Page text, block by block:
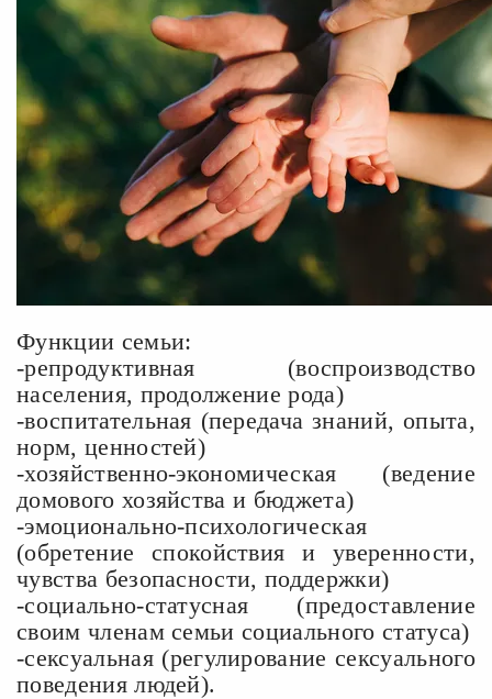
Функции семьи:
-репродуктивная (воспроизводство
населения, продолжение рода)
-воспитательная (передача знаний, опыта,
норм, ценностей)
-хозяйственно-экономическая (ведение
домового хозяйства и бюджета)
-эмоционально-психологическая
(обретение спокойствия и уверенности,
чувства безопасности, поддержки)
-социально-статусная (предоставление
своим членам семьи социального статуса)
-сексуальная (регулирование сексуального
поведения людей).